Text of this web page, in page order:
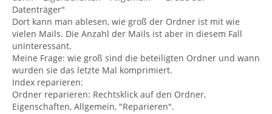
Datenträger"
Dort kann man ablesen, wie groß der Ordner ist mit wie
vielen Mails. Die Anzahl der Mails ist aber in diesem Fall
uninteressant.
Meine Frage: wie groß sind die beteiligten Ordner und wann
wurden sie das letzte Mal komprimiert.
Index reparieren:
Ordner reparieren: Rechtsklick auf den Ordner,
Eigenschaften, Allgemein, "Reparieren".